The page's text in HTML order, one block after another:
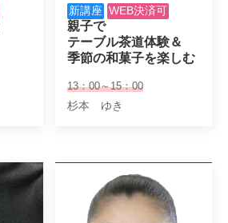
新講座 WEB決済可
親子で
テーブル茶道体験＆
季節の和菓子を楽しむ
13：00～15：00
杉本 ゆき